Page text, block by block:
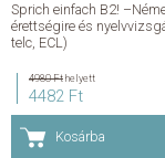
Sprich einfach B2!
érettségire és
telc, ECL)
4980 Fthelyett
4482 Ft
Kosárba
HÍREK
KAPCSOLAT
ADATKEZELÉSI ÉS